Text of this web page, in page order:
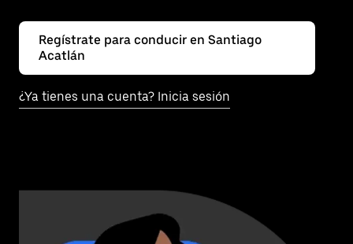
Regístrate para conducir en Santiago
Acatlán
¿Ya tienes una cuenta? Inicia sesión